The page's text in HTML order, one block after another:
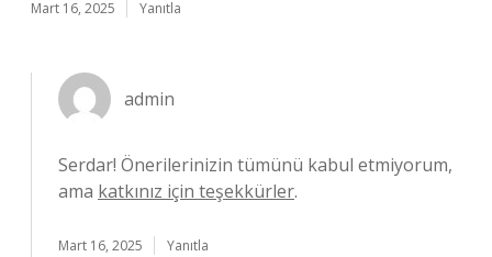
Mart 16, 2025 Yanıtla
admin
Serdar! Önerilerinizin tümünü kabul etmiyorum,
ama katkınız için teşekkürler.
Mart 16, 2025 Yanıtla